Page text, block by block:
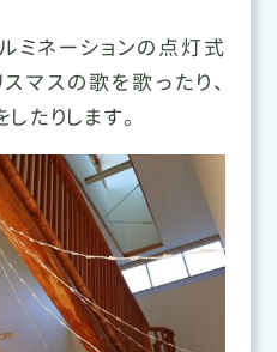
ミネーションの点灯式
マスの歌を歌ったり、
たりします。